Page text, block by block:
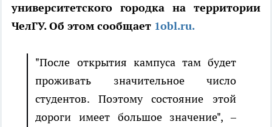
университетского городка на территории
ЧелГУ. Об этом сообщает 1obl.ru.
"После открытия кампуса там будет
проживать значительное число
студентов. Поэтому состояние этой
дороги имеет большое значение", –